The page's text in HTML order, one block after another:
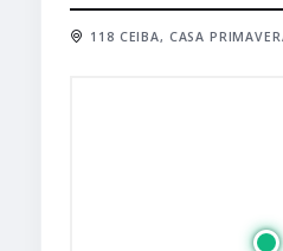
118 CEIBA, CASA